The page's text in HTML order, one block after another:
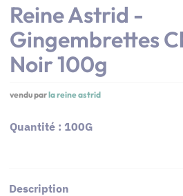
Reine Astrid -
Gingembrettes
Noir 100g
vendu parla reine astrid
Quantité : 100G
Description